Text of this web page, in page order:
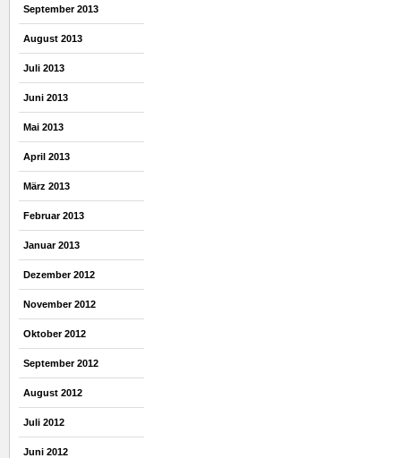
September 2013
August 2013
Juli 2013
Juni 2013
Mai 2013
April 2013
März 2013
Februar 2013
Januar 2013
Dezember 2012
November 2012
Oktober 2012
September 2012
August 2012
Juli 2012
Juni 2012